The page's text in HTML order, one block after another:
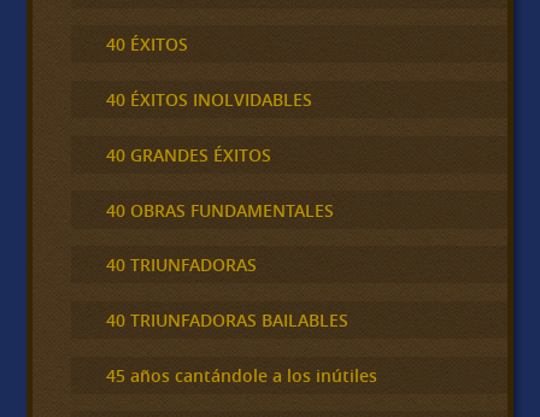
40 ÉXITOS
40 ÉXITOS INOLVIDABLES
40 GRANDES ÉXITOS
40 OBRAS FUNDAMENTALES
40 TRIUNFADORAS
40 TRIUNFADORAS BAILABLES
45 años cantándole a los inútiles